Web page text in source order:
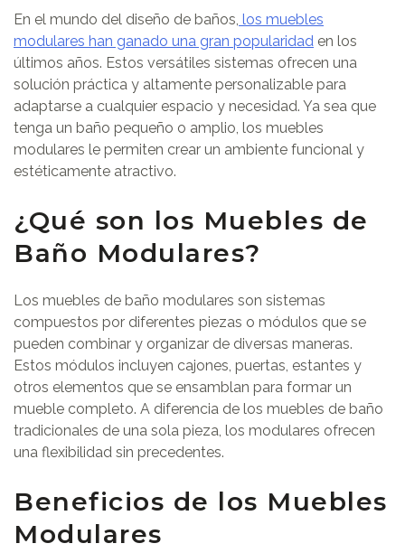
En el mundo del diseño de baños, los muebles
modulares han ganado una gran popularidad en los
últimos años. Estos versátiles sistemas ofrecen una
solución práctica y altamente personalizable para
adaptarse a cualquier espacio y necesidad. Ya sea que
tenga un baño pequeño o amplio, los muebles
modulares le permiten crear un ambiente funcional y
estéticamente atractivo.
¿Qué son los Muebles de
Baño Modulares?
Los muebles de baño modulares son sistemas
compuestos por diferentes piezas o módulos que se
pueden combinar y organizar de diversas maneras.
Estos módulos incluyen cajones, puertas, estantes y
otros elementos que se ensamblan para formar un
mueble completo. A diferencia de los muebles de baño
tradicionales de una sola pieza, los modulares ofrecen
una flexibilidad sin precedentes.
Beneficios de los Muebles
Modulares